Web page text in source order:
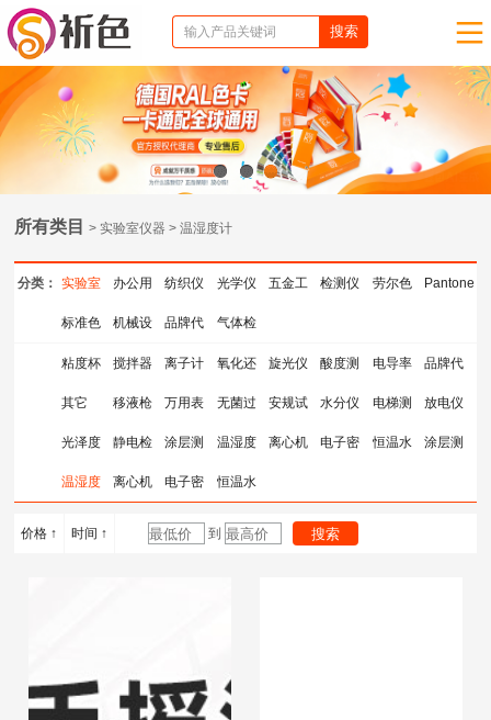
1 3
所有类目> 实验室仪器 > 温湿度计
分类： 实验室
仪器
办公用
品
纺织仪
器
光学仪
器
五金工 检测仪 劳尔色 Pantone
标准色
卡
机械设
备
品牌代
理
气体检
测仪器
粘度杯 搅拌器 离子计
测量仪
氧化还
原电位
计
旋光仪 酸度测
量仪
电导率
仪
品牌代
理
其它 移液枪 万用表 无菌过
滤器
安规试
验指
水分仪
检测仪
电梯测
试检测
放电仪
光泽度
仪
静电检
测仪
涂层测
厚仪
温湿度
计
离心机 电子密 恒温水 涂层测
温湿度 离心机 电子密
度计
恒温水
浴锅
价格 ↑ 时间 ↑ 到